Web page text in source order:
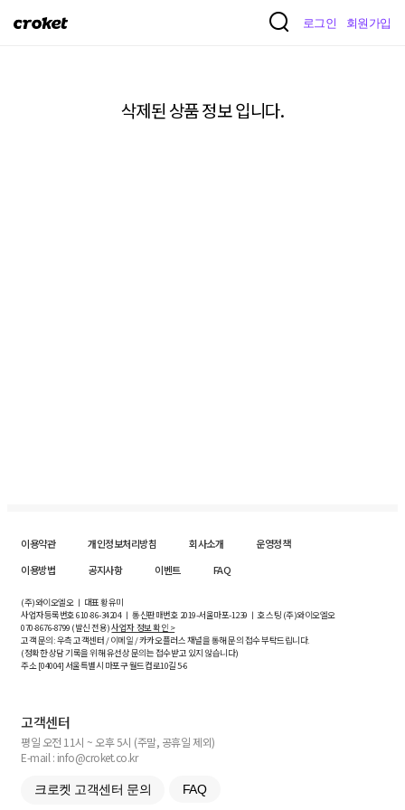
크
로그인 회원가입
삭제된 상품 정보 입니다.
이용약관 개인정보처리방침 회사소개
운영정책
이용방법
공지사항 이벤트 FAQ
(주)와이오엘오 ㅣ 대표 황유미
사업자등록번호610-86-34204ㅣ 통신판매번호 2019-서울마포-1239 ㅣ 호스팅 (주)와이오엘오
070-8676-8799 (발신 전용)사업자 정보 확인 >
고객 문의: 우측 고객센터 / 이메일 / 카카오플러스 채널을 통해 문의 접수 부탁드립니다.
(정확한 상담 기록을 위해 유선상 문의는 접수받고 있지 않습니다)
주소 [04004] 서울특별시 마포구 월드컵로10길5-6
고객센터
평일 오전 11시 ~ 오후 5시 (주말, 공휴일 제외)
E-mail : info@croket.co.kr
크로켓 고객센터 문의 FAQ